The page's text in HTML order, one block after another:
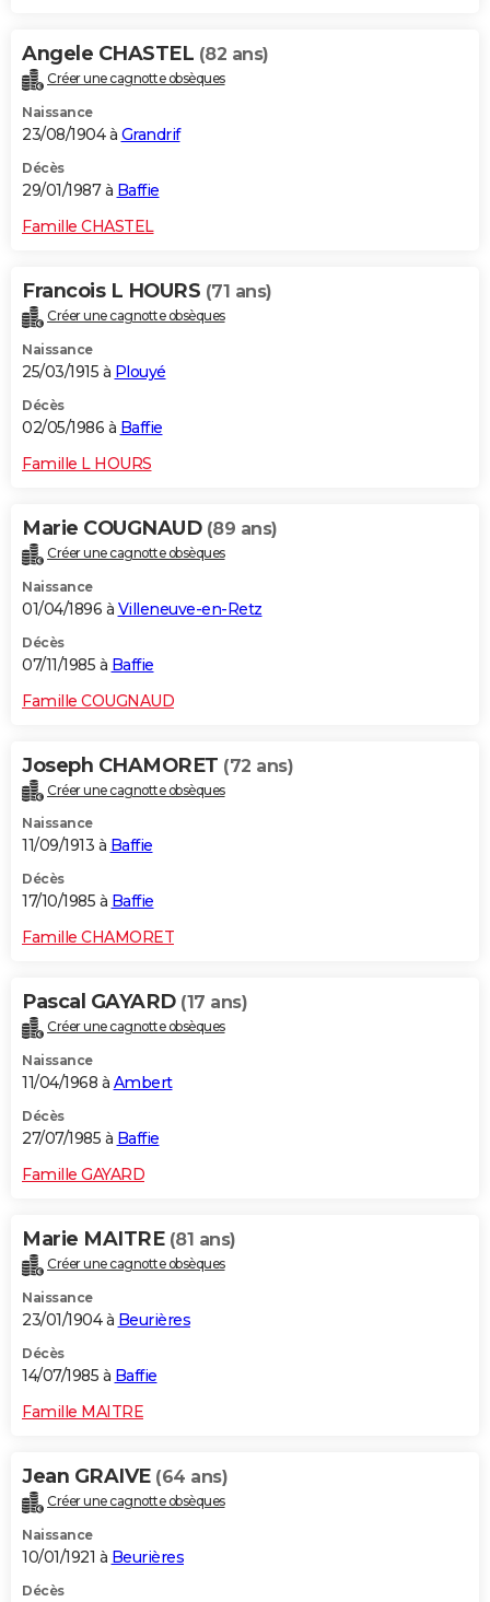
Angele CHASTEL (82 ans)
Créer une cagnotte obsèques
Naissance
23/08/1904 à Grandrif
Décès
29/01/1987 à Baffie
Famille CHASTEL
Francois L HOURS (71 ans)
Créer une cagnotte obsèques
Naissance
25/03/1915 à Plouyé
Décès
02/05/1986 à Baffie
Famille L HOURS
Marie COUGNAUD (89 ans)
Créer une cagnotte obsèques
Naissance
01/04/1896 à Villeneuve-en-Retz
Décès
07/11/1985 à Baffie
Famille COUGNAUD
Joseph CHAMORET (72 ans)
Créer une cagnotte obsèques
Naissance
11/09/1913 à Baffie
Décès
17/10/1985 à Baffie
Famille CHAMORET
Pascal GAYARD (17 ans)
Créer une cagnotte obsèques
Naissance
11/04/1968 à Ambert
Décès
27/07/1985 à Baffie
Famille GAYARD
Marie MAITRE (81 ans)
Créer une cagnotte obsèques
Naissance
23/01/1904 à Beurières
Décès
14/07/1985 à Baffie
Famille MAITRE
Jean GRAIVE (64 ans)
Créer une cagnotte obsèques
Naissance
10/01/1921 à Beurières
Décès